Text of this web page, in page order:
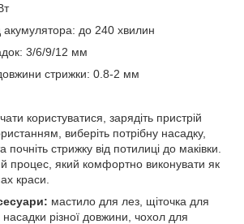
акумулятора: до 240 хвилин
3/6/9/12 мм
стрижки: 0.8-2 мм
користуватися, зарядіть пристрій
виберіть потрібну насадку,
почніть стрижку від потилиці до маківки.
процес, який комфортно виконувати як
краси.
мастило для лез, щіточка для
різної довжини, чохол для